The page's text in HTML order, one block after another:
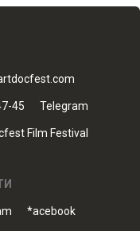
45 Telegram
Film Festival
*acebook